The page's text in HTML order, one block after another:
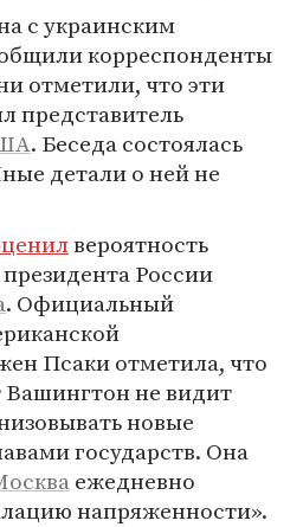
с украинским
корреспонденты
отметили, что эти
представитель
. Беседа состоялась
детали о ней не
вероятность
России
. Официальный
Псаки отметила, что
не видит
новые
государств. Она
ежедневно
напряженности».